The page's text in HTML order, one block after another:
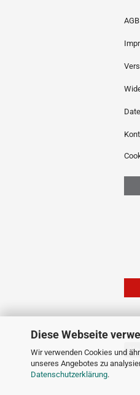
Diese Webseite
Wir verwenden Cookies und
unseres Angebotes zu
Datenschutzerklärung.
AGB